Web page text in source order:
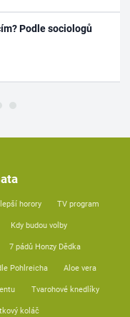
Podle sociologů
horory TV program
Kdy budou volby
7 pádů Honzy Dědka
Pohlreicha Aloe vera
Tvarohové knedlíky
koláč